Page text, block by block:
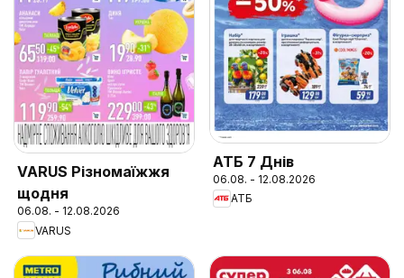
VARUS Різномаїжжя
щодня
06.08. - 12.08.2026
VARUS
АТБ 7 Днів
06.08. - 12.08.2026
АТБ